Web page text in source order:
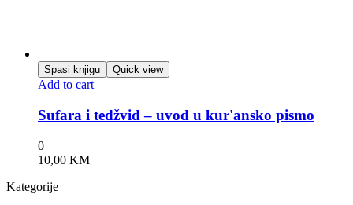
Spasi knjigu Quick view
Add to cart
Sufara i tedžvid – uvod u kur'ansko pismo
0
10,00 KM
Kategorije